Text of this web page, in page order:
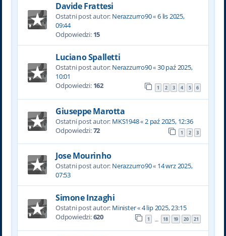
Davide Frattesi
Ostatni post autor: Nerazzurro90«6 lis 2025,
09:44
Odpowiedzi: 15
Luciano Spalletti
Ostatni post autor: Nerazzurro90«30 paź 2025,
10:01
Odpowiedzi: 162 1 2 3 4 5 6
Giuseppe Marotta
Ostatni post autor: MKS1948«2 paź 2025, 12:36
Odpowiedzi:72 1 2 3
Jose Mourinho
Ostatni post autor: Nerazzurro90« 14 wrz 2025,
07:53
Simone Inzaghi
Ostatni post autor: Minister«4 lip 2025, 23:15
Odpowiedzi:620 1 … 18 19 20 21